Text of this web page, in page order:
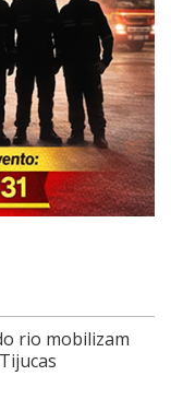
rio mobilizam